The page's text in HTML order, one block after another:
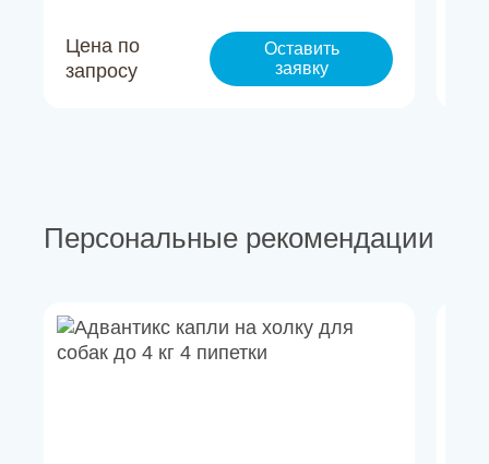
Цена по
запросу
Оставить
заявку
Персональные рекомендации